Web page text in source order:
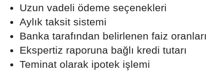
Uzun vadeli ödeme seçenekleri
Aylık taksit sistemi
Banka tarafından belirlenen faiz oranları
Ekspertiz raporuna bağlı kredi tutarı
Teminat olarak ipotek işlemi